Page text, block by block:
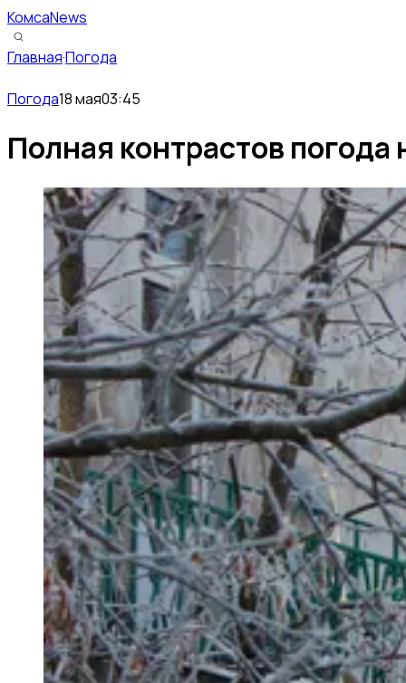
КомсаNews
Главная·Погода
Погода18 мая03:45
Полная контрастов